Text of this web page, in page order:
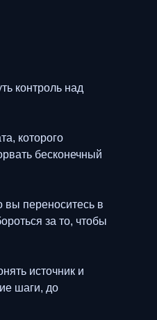
контроль над
которого
бесконечный
вы переноситесь в
за то, чтобы
источник и
шаги, до